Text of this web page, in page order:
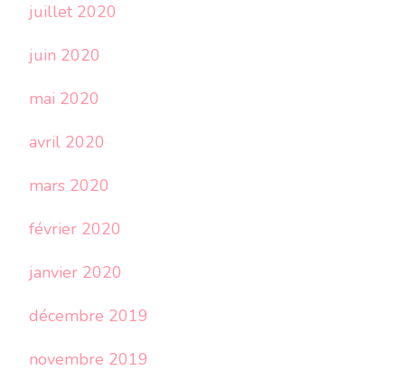
juillet 2020
juin 2020
mai 2020
avril 2020
mars 2020
février 2020
janvier 2020
décembre 2019
novembre 2019